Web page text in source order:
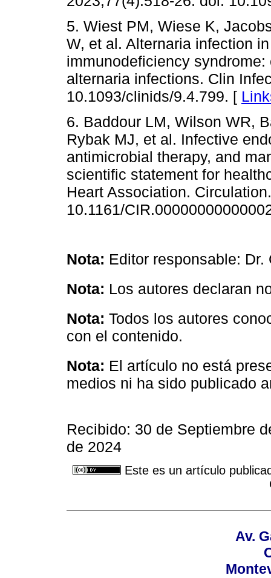
5. Wiest PM, Wiese K,
W, et al. Alternaria infection
immunodeficiency
alternaria infections. Clin
10.1093/clinids/9.4.799. [
6. Baddour LM, Wilson WR,
Rybak MJ, et al. Infective
antimicrobial therapy, and
scientific statement for
Heart Association.
10.1161/
Nota: Editor responsable: Dr.
Nota: Los autores declaran
Nota: Todos los autores
con el contenido.
Nota: El artículo no está
medios ni ha sido publicado
Recibido: 30 de Septiembre
de 2024
Este es un artículo
Av.